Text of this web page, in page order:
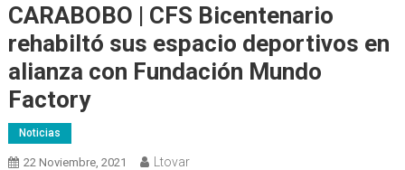
CARABOBO | CFS Bicentenario
rehabiltó sus espacio deportivos en
alianza con Fundación Mundo
Factory
Noticias
22 Noviembre, 2021 Ltovar